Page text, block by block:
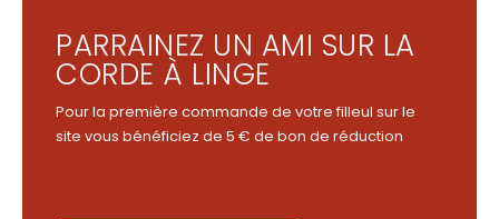
PARRAINEZ UN AMI SUR LA
CORDE À LINGE
Pour la première commande de votre filleul sur le
site vous bénéficiez de 5 € de bon de réduction